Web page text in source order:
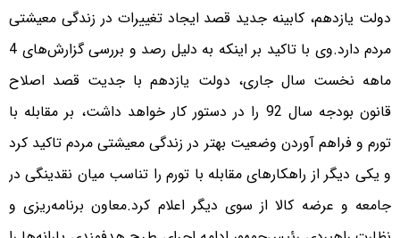
دولت یازدهم، کابینه جدید قصد ایجاد تغییرات در زندگی معیشتی
مردم دارد.وی با تاکید بر اینکه به دلیل رصد و بررسی گزارش‌های 4
ماهه نخست سال جاری، دولت یازدهم با جدیت قصد اصلاح
قانون بودجه سال 92 را در دستور کار خواهد داشت، بر مقابله با
تورم و فراهم آوردن وضعیت بهتر در زندگی معیشتی مردم تاکید کرد
و یکی دیگر از راهکارهای مقابله با تورم را تناسب میان نقدینگی در
جامعه و عرضه کالا از سوی دیگر اعلام کرد.معاون برنامه‌ریزی و